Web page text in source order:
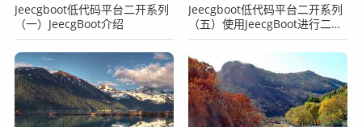
Jeecgboot低代码平台二开系列
（一）JeecgBoot介绍
Jeecgboot低代码平台二开系列
（五）使用JeecgBoot进行二开
常见问题汇总